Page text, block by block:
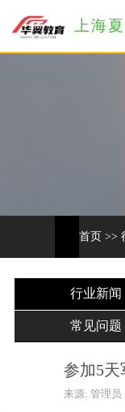
上海
首页 >>
行业新闻
常见问题
参加5天
来源: 管理员